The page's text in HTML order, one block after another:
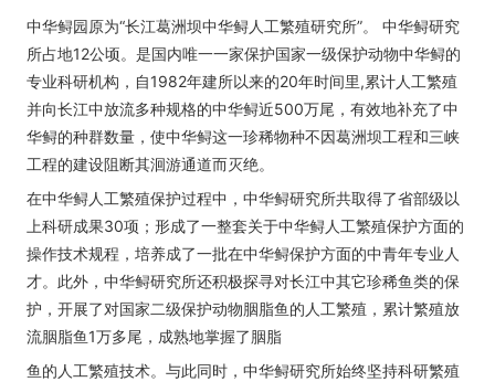
中华鲟园原为“长江葛洲坝中华鲟人工繁殖研究所”。 中华鲟研究
所占地12公顷。是国内唯一一家保护国家一级保护动物中华鲟的
专业科研机构，自1982年建所以来的20年时间里,累计人工繁殖
并向长江中放流多种规格的中华鲟近500万尾，有效地补充了中
华鲟的种群数量，使中华鲟这一珍稀物种不因葛洲坝工程和三峡
工程的建设阻断其洄游通道而灭绝。
在中华鲟人工繁殖保护过程中，中华鲟研究所共取得了省部级以
上科研成果30项；形成了一整套关于中华鲟人工繁殖保护方面的
操作技术规程，培养成了一批在中华鲟保护方面的中青年专业人
才。此外，中华鲟研究所还积极探寻对长江中其它珍稀鱼类的保
护，开展了对国家二级保护动物胭脂鱼的人工繁殖，累计繁殖放
流胭脂鱼1万多尾，成熟地掌握了胭脂
鱼的人工繁殖技术。与此同时，中华鲟研究所始终坚持科研繁殖